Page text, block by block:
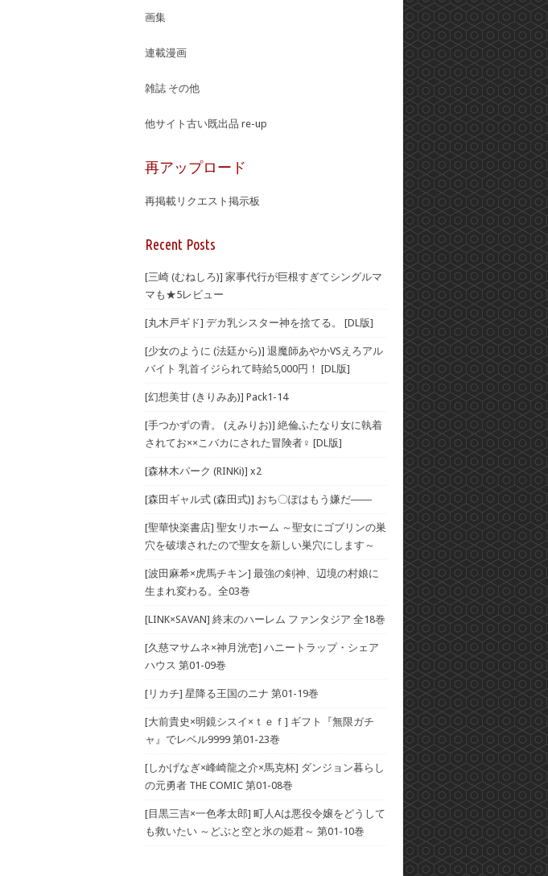
画集
連載漫画
雑誌 その他
他サイト古い既出品 re-up
再アップロード
再掲載リクエスト掲示板
Recent Posts
[三崎 (むねしろ)] 家事代行が巨根すぎてシングルマ
マも★5レビュー
[丸木戸ギド] デカ乳シスター神を捨てる。 [DL版]
[少女のように (法廷から)] 退魔師あやかVSえろアル
バイト 乳首イジられて時給5,000円！ [DL版]
[幻想美甘 (きりみあ)] Pack1-14
[手つかずの青。 (えみりお)] 絶倫ふたなり女に執着
されてお××こバカにされた冒険者♀ [DL版]
[森林木パーク (RINKi)] x2
[森田ギャル式 (森田式)] おち〇ぽはもう嫌だ――
[聖華快楽書店] 聖女リホーム ～聖女にゴブリンの巣
穴を破壊されたので聖女を新しい巣穴にします～
[波田麻希×虎馬チキン] 最強の剣神、辺境の村娘に
生まれ変わる。全03巻
[LINK×SAVAN] 終末のハーレム ファンタジア 全18巻
[久慈マサムネ×神月洸壱] ハニートラップ・シェア
ハウス 第01-09巻
[リカチ] 星降る王国のニナ 第01-19巻
[大前貴史×明鏡シスイ×ｔｅｆ] ギフト『無限ガチ
ャ』でレベル9999 第01-23巻
[しかげなぎ×峰崎龍之介×馬克杯] ダンジョン暮らし
の元勇者 THE COMIC 第01-08巻
[目黒三吉×一色孝太郎] 町人Aは悪役令嬢をどうして
も救いたい ～どぶと空と氷の姫君～ 第01-10巻